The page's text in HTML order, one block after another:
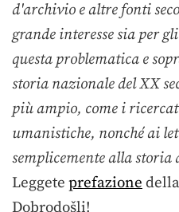
d'archivio e altre fonti
grande interesse sia per
questa problematica e
storia nazionale del XX
più ampio, come i
umanistiche, nonché ai
semplicemente alla
Leggete prefazione
Dobrodošli!